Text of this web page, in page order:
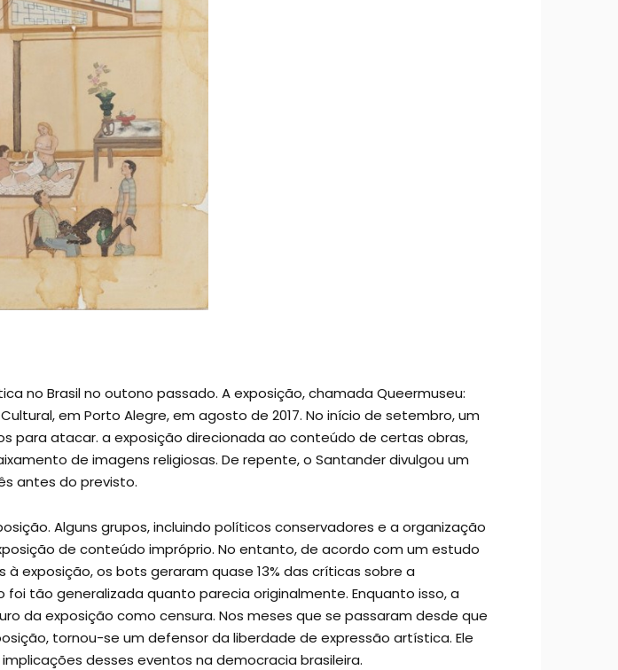
no Brasil no outono passado. A exposição, chamada Queermuseu:
em Porto Alegre, em agosto de 2017. No início de setembro, um
atacar. a exposição direcionada ao conteúdo de certas obras,
de imagens religiosas. De repente, o Santander divulgou um
antes do previsto.
Alguns grupos, incluindo políticos conservadores e a organização
de conteúdo impróprio. No entanto, de acordo com um estudo
exposição, os bots geraram quase 13% das críticas sobre a
tão generalizada quanto parecia originalmente. Enquanto isso, a
da exposição como censura. Nos meses que se passaram desde que
tornou-se um defensor da liberdade de expressão artística. Ele
desses eventos na democracia brasileira.